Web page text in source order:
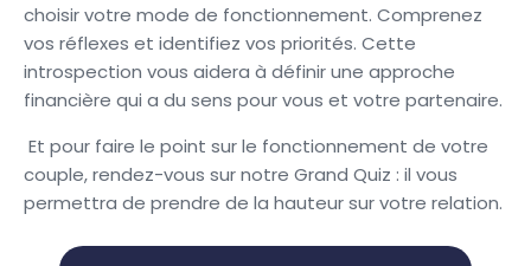
choisir votre mode de fonctionnement. Comprenez
vos réflexes et identifiez vos priorités. Cette
introspection vous aidera à définir une approche
financière qui a du sens pour vous et votre partenaire.
Et pour faire le point sur le fonctionnement de votre
couple, rendez-vous sur notre Grand Quiz : il vous
permettra de prendre de la hauteur sur votre relation.